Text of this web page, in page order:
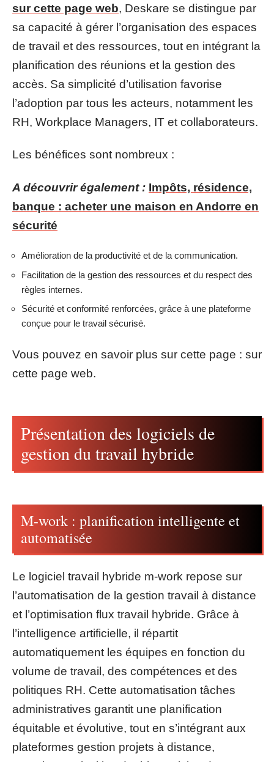
sur cette page web, Deskare se distingue par
sa capacité à gérer l’organisation des espaces
de travail et des ressources, tout en intégrant la
planification des réunions et la gestion des
accès. Sa simplicité d’utilisation favorise
l’adoption par tous les acteurs, notamment les
RH, Workplace Managers, IT et collaborateurs.
Les bénéfices sont nombreux :
A découvrir également : Impôts, résidence,
banque : acheter une maison en Andorre en
sécurité
Amélioration de la productivité et de la communication.
Facilitation de la gestion des ressources et du respect des
règles internes.
Sécurité et conformité renforcées, grâce à une plateforme
conçue pour le travail sécurisé.
Vous pouvez en savoir plus sur cette page : sur
cette page web.
Présentation des logiciels de
gestion du travail hybride
M-work : planification intelligente et
automatisée
Le logiciel travail hybride m-work repose sur
l’automatisation de la gestion travail à distance
et l’optimisation flux travail hybride. Grâce à
l’intelligence artificielle, il répartit
automatiquement les équipes en fonction du
volume de travail, des compétences et des
politiques RH. Cette automatisation tâches
administratives garantit une planification
équitable et évolutive, tout en s’intégrant aux
plateformes gestion projets à distance,